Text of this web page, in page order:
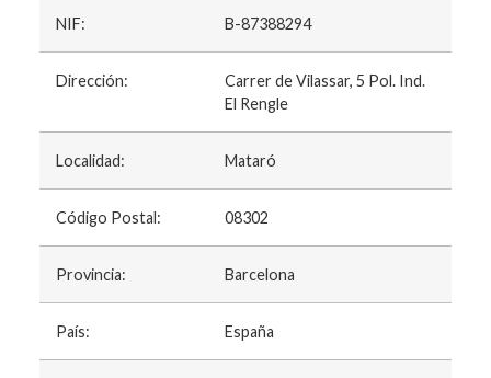
NIF: B-87388294
Dirección:
Carrer de Vilassar, 5 Pol. Ind.
El Rengle
Localidad: Mataró
Código Postal: 08302
Provincia: Barcelona
País: España